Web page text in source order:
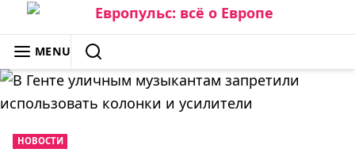
Skip
to
content
ЕВРОПУЛЬС: ВСЁ О ЕВРОПЕ
MENU
SEARCH
НОВОСТИ